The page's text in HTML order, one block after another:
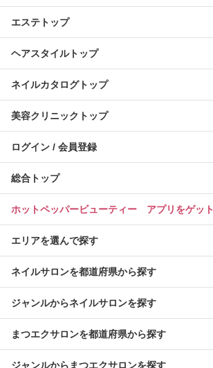
エステトップ
ヘアスタイルトップ
ネイルカタログトップ
美容クリニックトップ
ログイン / 会員登録
総合トップ
ホットペッパービューティー アプリをゲット
エリアを選んで探す
ネイルサロンを都道府県から探す
ジャンルからネイルサロンを探す
まつエクサロンを都道府県から探す
ジャンルからまつエクサロンを探す